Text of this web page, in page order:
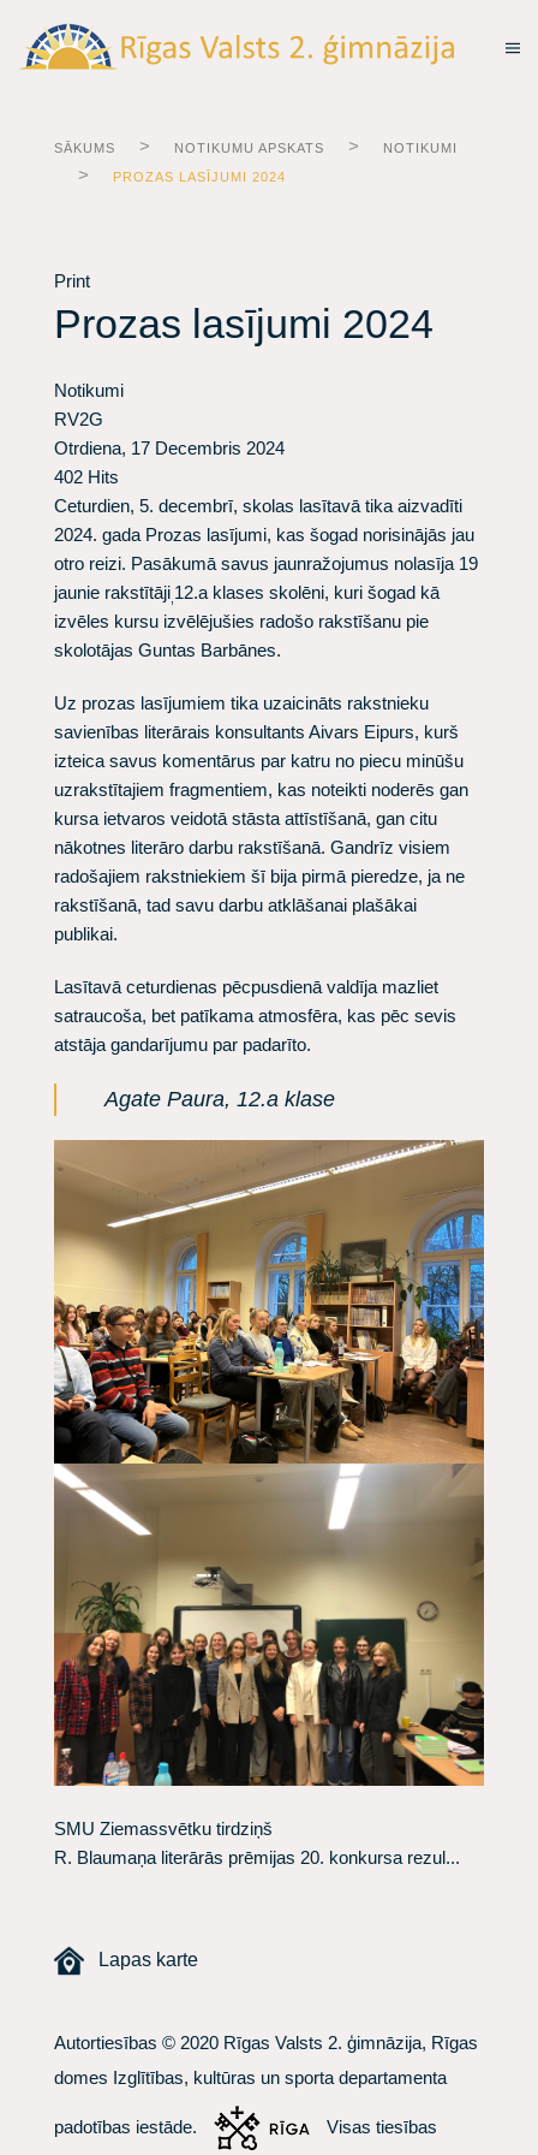
SĀKUMS NOTIKUMU APSKATS
NOTIKUMI
PROZAS LASĪJUMI 2024
Print
Prozas lasījumi 2024
Notikumi
RV2G
Otrdiena, 17 Decembris 2024
402 Hits
Ceturdien, 5. decembrī, skolas lasītavā tika aizvadīti
2024. gada Prozas lasījumi, kas šogad norisinājās jau
otro reizi. Pasākumā savus jaunražojumus nolasīja 19
jaunie rakstītāji 12.a klases skolēni, kuri šogad kā
izvēles kursu izvēlējušies radošo rakstīšanu pie
skolotājas Guntas Barbānes.
Uz prozas lasījumiem tika uzaicināts rakstnieku
savienības literārais konsultants Aivars Eipurs, kurš
izteica savus komentārus par katru no piecu minūšu
uzrakstītajiem fragmentiem, kas noteikti noderēs gan
kursa ietvaros veidotā stāsta attīstīšanā, gan citu
nākotnes literāro darbu rakstīšanā. Gandrīz visiem
radošajiem rakstniekiem šī bija pirmā pieredze, ja ne
rakstīšanā, tad savu darbu atklāšanai plašākai
publikai.
Lasītavā ceturdienas pēcpusdienā valdīja mazliet
satraucoša, bet patīkama atmosfēra, kas pēc sevis
atstāja gandarījumu par padarīto.
Agate Paura, 12.a klase
SMU Ziemassvētku tirdziņš
​R. Blaumaņa literārās prēmijas 20. konkursa rezul...
Lapas karte
Autortiesības © 2020 Rīgas Valsts 2. ģimnāzija, Rīgas
domes Izglītības, kultūras un sporta departamenta
padotības iestāde. Visas tiesības